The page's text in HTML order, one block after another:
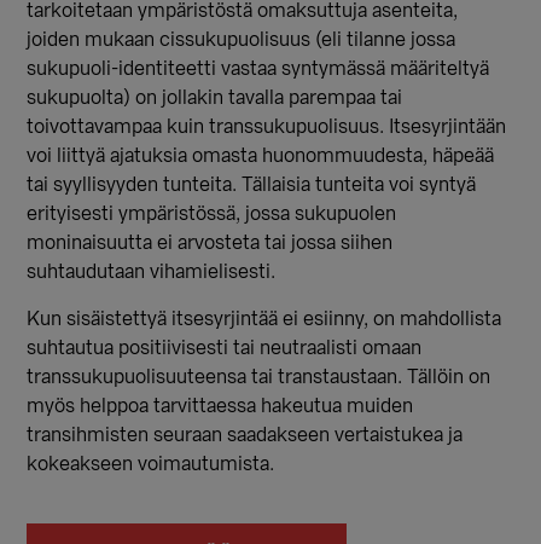
tarkoitetaan ympäristöstä omaksuttuja asenteita,
joiden mukaan cissukupuolisuus (eli tilanne jossa
sukupuoli-identiteetti vastaa syntymässä määriteltyä
sukupuolta) on jollakin tavalla parempaa tai
toivottavampaa kuin transsukupuolisuus. Itsesyrjintään
voi liittyä ajatuksia omasta huonommuudesta, häpeää
tai syyllisyyden tunteita. Tällaisia tunteita voi syntyä
erityisesti ympäristössä, jossa sukupuolen
moninaisuutta ei arvosteta tai jossa siihen
suhtaudutaan vihamielisesti.
Kun sisäistettyä itsesyrjintää ei esiinny, on mahdollista
suhtautua positiivisesti tai neutraalisti omaan
transsukupuolisuuteensa tai transtaustaan. Tällöin on
myös helppoa tarvittaessa hakeutua muiden
transihmisten seuraan saadakseen vertaistukea ja
kokeakseen voimautumista.